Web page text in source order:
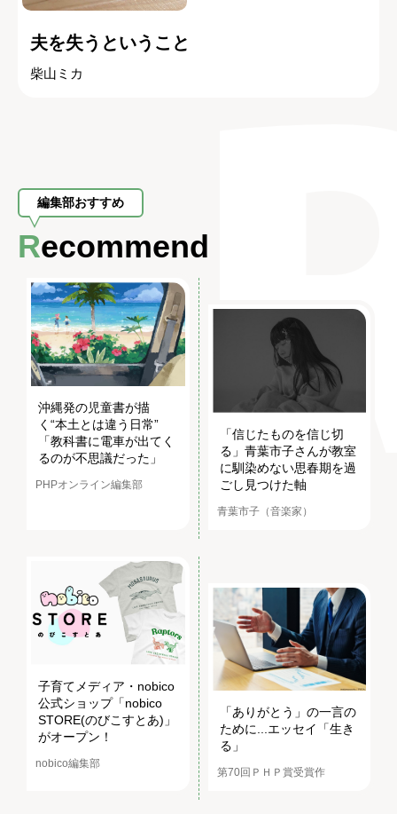
夫を失うということ
柴山ミカ
編集部おすすめ
Recommend
沖縄発の児童書が描
く“本土とは違う日常”
「教科書に電車が出てく
るのが不思議だった」
PHPオンライン編集部
「信じたものを信じ切
る」青葉市子さんが教室
に馴染めない思春期を過
ごし見つけた軸
青葉市子（音楽家）
子育てメディア・nobico
公式ショップ「nobico
STORE(のびこすとあ)」
がオープン！
nobico編集部
「ありがとう」の一言の
ために...エッセイ「生き
る」
第70回ＰＨＰ賞受賞作